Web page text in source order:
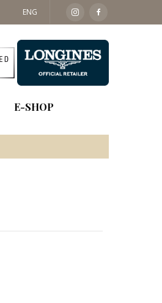
09:30 - 14:00
ENG
E-SHOP